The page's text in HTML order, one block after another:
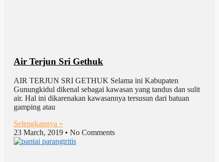
Air Terjun Sri Gethuk
AIR TERJUN SRI GETHUK Selama ini Kabupaten
Gunungkidul dikenal sebagai kawasan yang tandus dan sulit
air. Hal ini dikarenakan kawasannya tersusun dari batuan
gamping atau
Selengkapnya »
23 March, 2019
No Comments